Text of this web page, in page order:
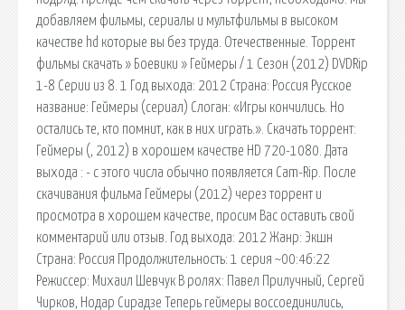
добавляем фильмы, сериалы и мультфильмы в высоком
качестве hd которые вы без труда. Отечественные. Торрент
фильмы скачать » Боевики » Геймеры / 1 Сезон (2012) DVDRip
1-8 Серии из 8. 1 Год выхода: 2012 Страна: Россия Русское
название: Геймеры (сериал) Слоган: «Игры кончились. Но
остались те, кто помнит, как в них играть.». Скачать торрент:
Геймеры (, 2012) в хорошем качестве HD 720-1080. Дата
выхода : - с этого числа обычно появляется Cam-Rip. После
скачивания фильма Геймеры (2012) через торрент и
просмотра в хорошем качестве, просим Вас оставить свой
комментарий или отзыв. Год выхода: 2012 Жанр: Экшн
Страна: Россия Продолжительность: 1 серия ~00:46:22
Режиссер: Михаил Шевчук В ролях: Павел Прилучный, Сергей
Чирков, Нодар Сирадзе Теперь геймеры воссоединились,